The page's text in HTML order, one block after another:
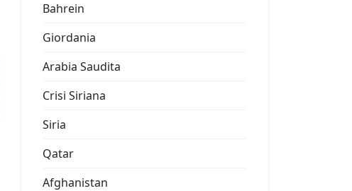
Bahrein
Giordania
Arabia Saudita
Crisi Siriana
Siria
Qatar
Afghanistan